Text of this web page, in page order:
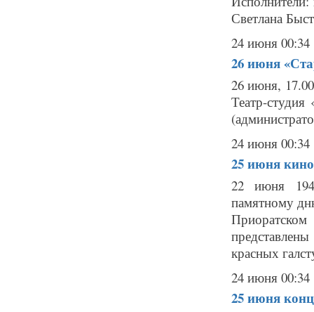
Светлана
24 июня 00:34
26 июня
26 июня,
Театр-
24 июня 00:34
25 июня
22 июня
памятному
красных
24 июня 00:34
25 июня